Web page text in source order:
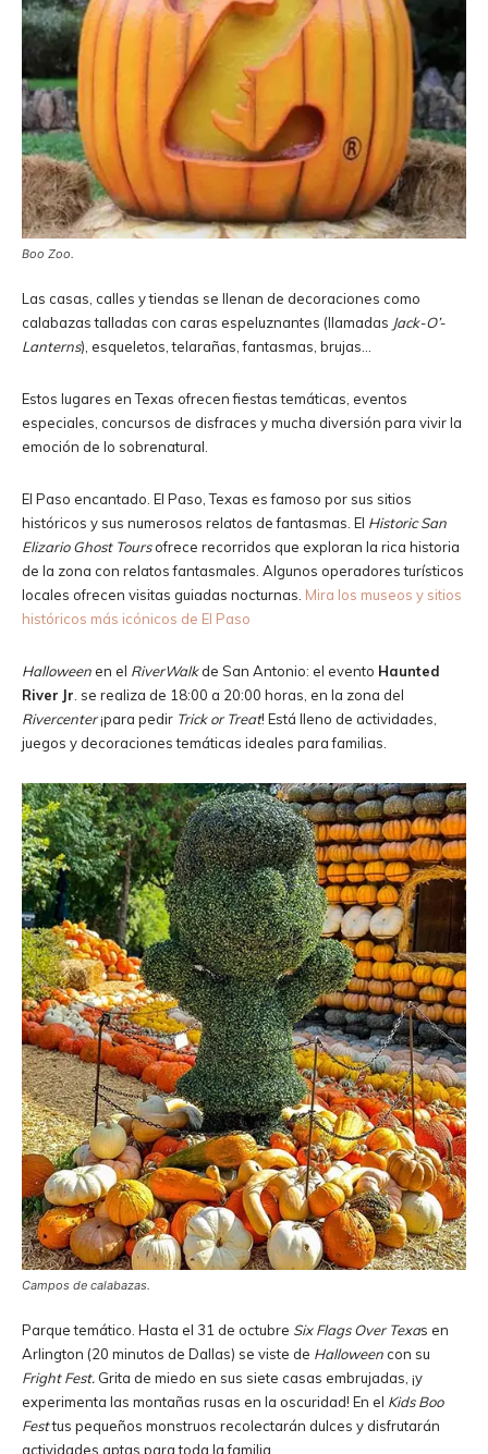
Boo Zoo.
Las casas, calles y tiendas se llenan de decoraciones como
calabazas talladas con caras espeluznantes (llamadas Jack-O’-
Lanterns), esqueletos, telarañas, fantasmas, brujas…
Estos lugares en Texas ofrecen fiestas temáticas, eventos
especiales, concursos de disfraces y mucha diversión para vivir la
emoción de lo sobrenatural.
El Paso encantado. El Paso, Texas es famoso por sus sitios
históricos y sus numerosos relatos de fantasmas. El Historic San
Elizario Ghost Toursofrece recorridos que exploran la rica historia
de la zona con relatos fantasmales. Algunos operadores turísticos
locales ofrecen visitas guiadas nocturnas. Mira los museos y sitios
históricos más icónicos de El Paso
Halloween en el RiverWalkde San Antonio: el evento Haunted
River Jr . se realiza de 18:00 a 20:00 horas, en la zona del
Rivercenter¡para pedir Trick or Treat! Está lleno de actividades,
juegos y decoraciones temáticas ideales para familias.
Campos de calabazas.
Parque temático. Hasta el 31 de octubre Six Flags Over Texas en
Arlington (20 minutos de Dallas) se viste de Halloween con su
Fright Fest. Grita de miedo en sus siete casas embrujadas, ¡y
experimenta las montañas rusas en la oscuridad! En el Kids Boo
Festtus pequeños monstruos recolectarán dulces y disfrutarán
actividades aptas para toda la familia.